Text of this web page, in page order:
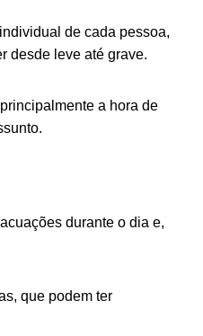
de cada pessoa,
desde leve até grave.
a hora de
durante o dia e,
que podem ter